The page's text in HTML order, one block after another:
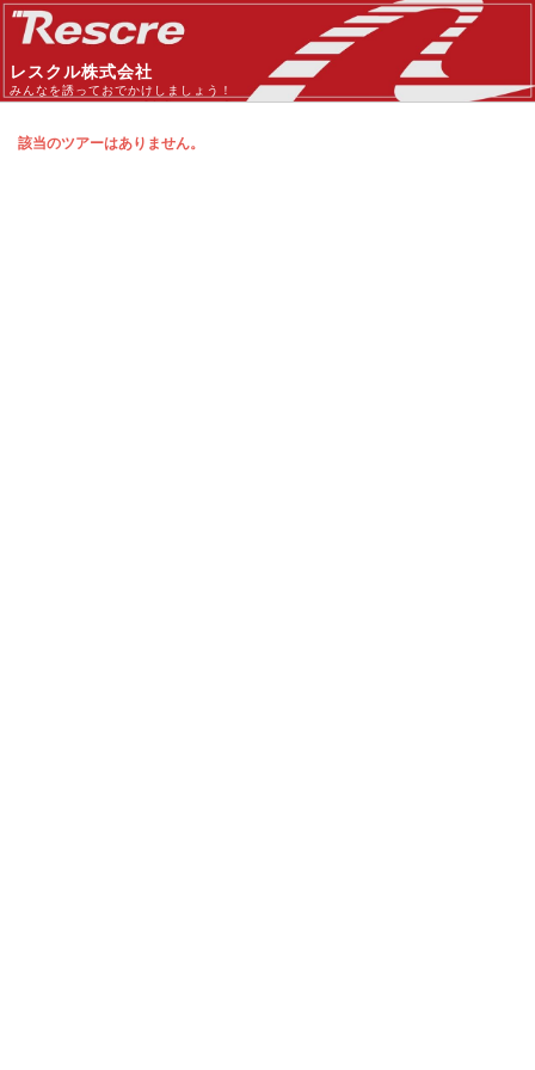
レスクル株式会社
みんなを誘っておでかけしましょう！